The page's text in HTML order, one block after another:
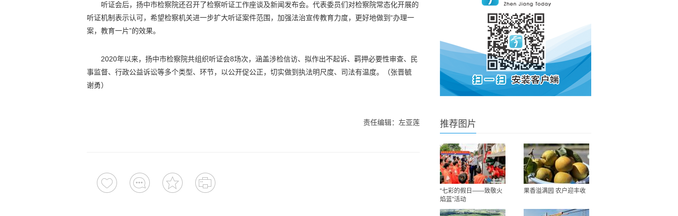
听证会后，扬中市检察院还召开了检察听证工作座谈及新闻发布会。代表委员们对检察院常态化开展的
听证机制表示认可，希望检察机关进一步扩大听证案件范围，加强法治宣传教育力度，更好地做到“办理一
案，教育一片”的效果。
2020年以来，扬中市检察院共组织听证会8场次，涵盖涉检信访、拟作出不起诉、羁押必要性审查、民
事监督、行政公益诉讼等多个类型、环节，以公开促公正，切实做到执法明尺度、司法有温度。
（张晋毓
谢勇）
责任编辑：左亚莲 推荐图片
“七彩的假日——致敬火
焰蓝”活动
果香溢满园 农户迎丰收